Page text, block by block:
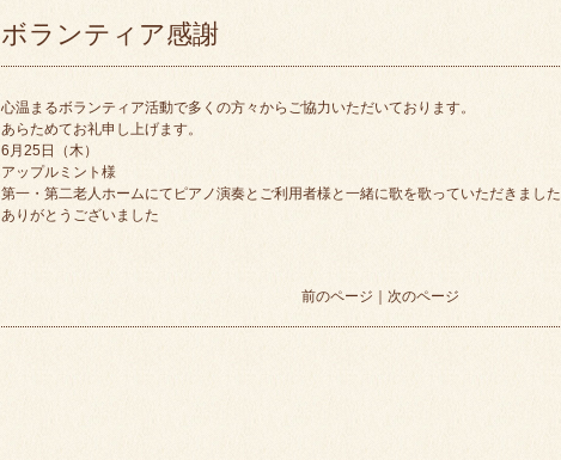
ボランティア感謝
心温まるボランティア活動で多くの方々からご協力いただいております。
あらためてお礼申し上げます。
6月25日（木）
アップルミント様
第一・第二老人ホームにてピアノ演奏とご利用者様と一緒に歌を歌っていただきました
ありがとうございました
前のページ 次のページ